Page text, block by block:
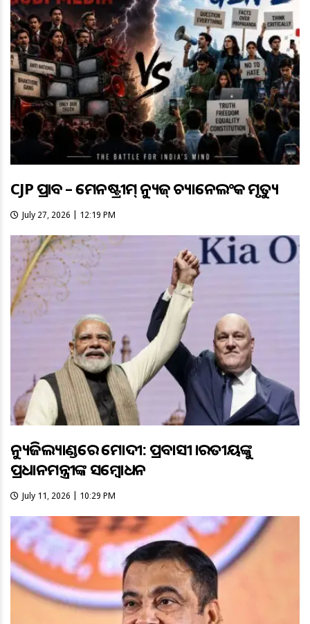
CJP ପ୍ରଭାବ – ମେନଷ୍ଟ୍ରୀମ୍ ନ୍ୟୁଜ୍ ଚ୍ୟାନେଲଂକ ମୃତ୍ୟୁ
July 27, 2026 | 12:19 PM
ନ୍ୟୁଜିଲ୍ୟାଣ୍ଡରେ ମୋଦୀ: ପ୍ରବାସୀ ଭାରତୀୟଙ୍କୁ
ପ୍ରଧାନମନ୍ତ୍ରୀଙ୍କ ସମ୍ବୋଧନ
July 11, 2026 | 10:29 PM